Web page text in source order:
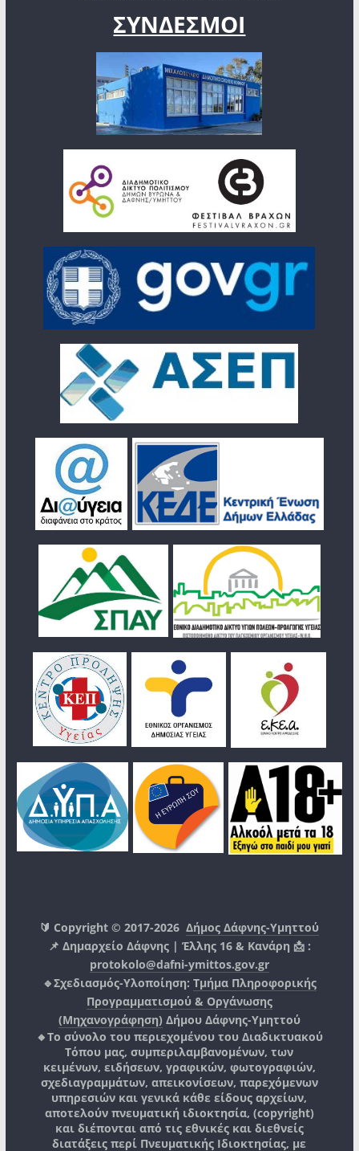
ΣΥΝΔΕΣΜΟΙ
🔰 Copyright © 2017-2026Δήμος Δάφνης-Υμηττού
📌 Δημαρχείο Δάφνης | Έλλης 16 & Κανάρη 📩 :
protokolo@dafni-ymittos.gov.gr
🔹Σχεδιασμός-Υλοποίηση: Τμήμα Πληροφορικής
Προγραμματισμού & Οργάνωσης
(Μηχανογράφηση) Δήμου Δάφνης-Υμηττού
🔸Το σύνολο του περιεχομένου του Διαδικτυακού
Τόπου μας, συμπεριλαμβανομένων, των
κειμένων, ειδήσεων, γραφικών, φωτογραφιών,
σχεδιαγραμμάτων, απεικονίσεων, παρεχόμενων
υπηρεσιών και γενικά κάθε είδους αρχείων,
αποτελούν πνευματική ιδιοκτησία, (copyright)
και διέπονται από τις εθνικές και διεθνείς
διατάξεις περί Πνευματικής Ιδιοκτησίας, με